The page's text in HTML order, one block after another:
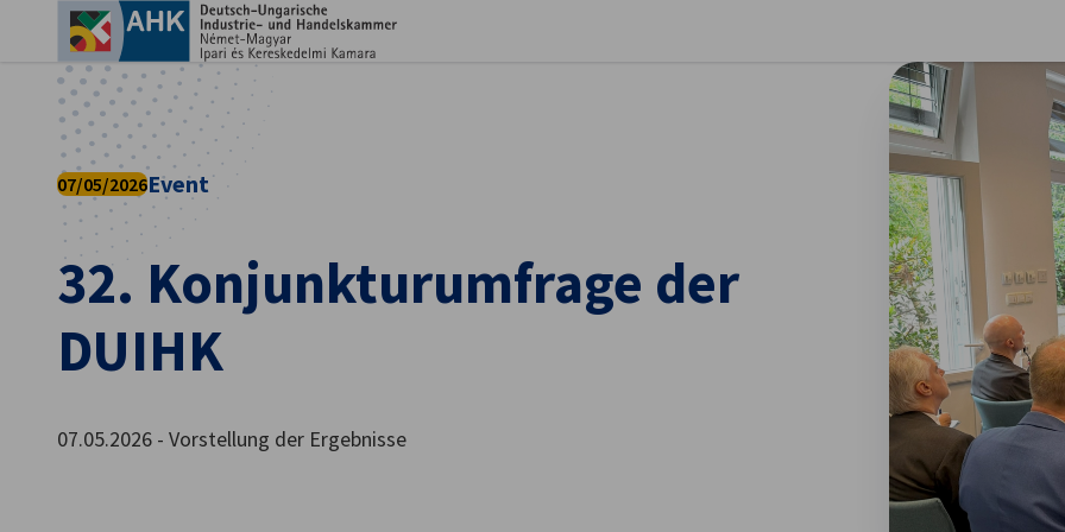
32. Konjunkturumfrage der
DUIHK
07/05/2026Event
07.05.2026 - Vorstellung der Ergebnisse